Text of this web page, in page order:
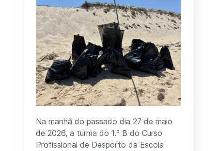
Na manhã do passado dia 27 de maio
de 2026, a turma do 1.º B do Curso
Profissional de Desporto da Escola